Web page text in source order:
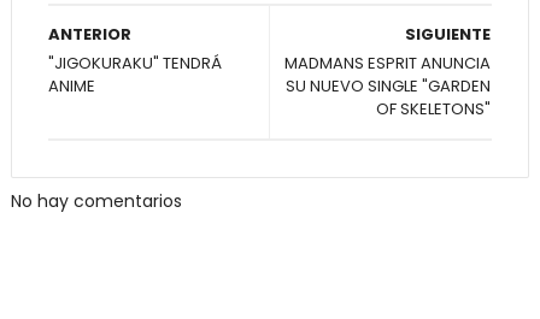
SIGUIENTE
MADMANS ESPRIT ANUNCIA
SU NUEVO SINGLE "GARDEN
OF SKELETONS"
ANTERIOR
"JIGOKURAKU" TENDRÁ
ANIME
No hay comentarios